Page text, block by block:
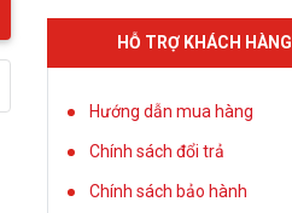
HỖ TRỢ KHÁCH HÀNG
Hướng dẫn mua hàng
Chính sách đổi trả
Chính sách bảo hành